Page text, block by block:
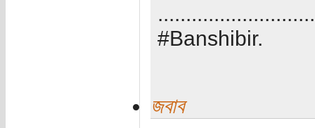
#Banshibir.
জবাব